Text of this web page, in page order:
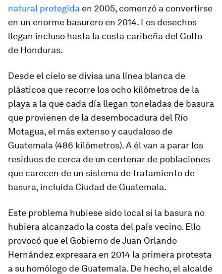
natural protegida en 2005, comenzó a convertirse
en un enorme basurero en 2014. Los desechos
llegan incluso hasta la costa caribeña del Golfo
de Honduras.
Desde el cielo se divisa una línea blanca de
plásticos que recorre los ocho kilómetros de la
playa a la que cada día llegan toneladas de basura
que provienen de la desembocadura del Río
Motagua, el más extenso y caudaloso de
Guatemala (486 kilómetros). A él van a parar los
residuos de cerca de un centenar de poblaciones
que carecen de un sistema de tratamiento de
basura, incluida Ciudad de Guatemala.
Este problema hubiese sido local si la basura no
hubiera alcanzado la costa del país vecino. Ello
provocó que el Gobierno de Juan Orlando
Hernández expresara en 2014 la primera protesta
a su homólogo de Guatemala. De hecho, el alcalde